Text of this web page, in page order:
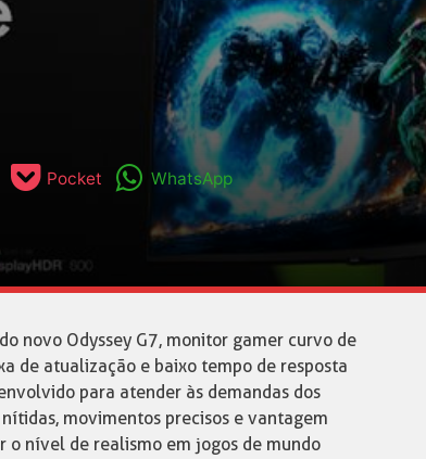
Pocket WhatsApp
novo Odyssey G7, monitor gamer curvo de
de atualização e baixo tempo de resposta
para atender às demandas dos
movimentos precisos e vantagem
nível de realismo em jogos de mundo